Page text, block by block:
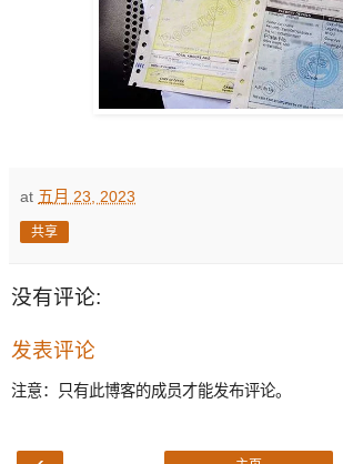
at 五月 23, 2023
共享
没有评论:
发表评论
注意：只有此博客的成员才能发布评论。